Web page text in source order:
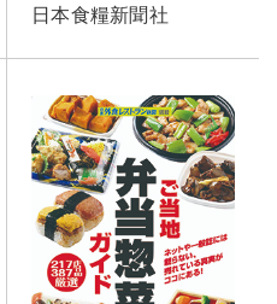
日本食糧新聞社